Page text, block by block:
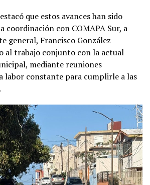
que estos avances han sido
coordinación con COMAPA Sur, a
general, Francisco González
al trabajo conjunto con la actual
mediante reuniones
labor constante para cumplirle a las